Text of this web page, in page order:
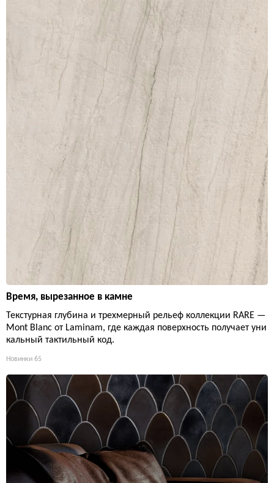
Время, вырезанное в камне
Текстурная глубина и трехмерный рельеф коллекции RARE —
Mont Blanc от Laminam, где каждая поверхность получает уни
кальный тактильный код.
Новинки 65